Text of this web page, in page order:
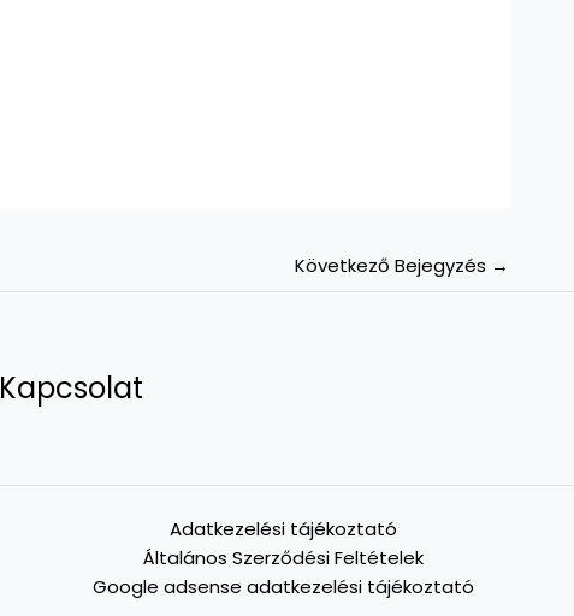
Következő Bejegyzés →
Kapcsolat
Adatkezelési tájékoztató
Általános Szerződési Feltételek
Google adsense adatkezelési tájékoztató